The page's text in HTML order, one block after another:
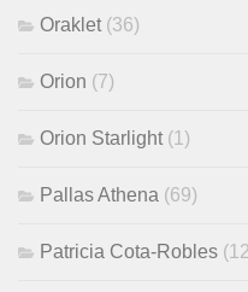
Oraklet (36)
Orion (7)
Orion Starlight (1)
Pallas Athena (69)
Patricia Cota-Robles